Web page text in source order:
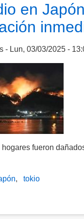
en
Lun, 03/03/2025 -
fueron
tokio